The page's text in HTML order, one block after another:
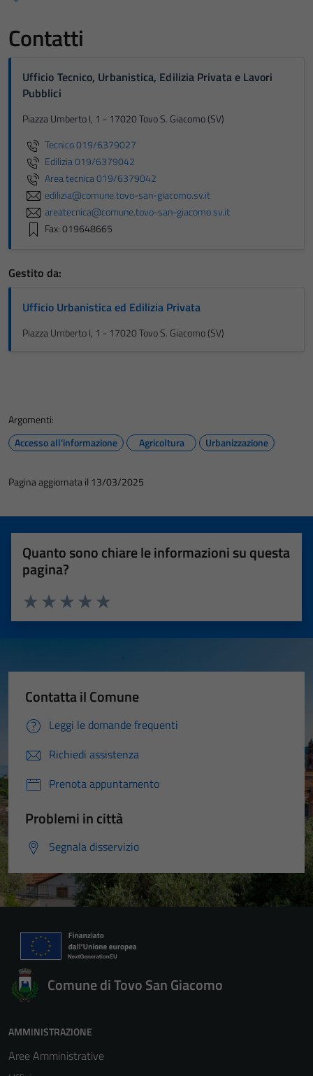
Contatti
Ufficio Tecnico, Urbanistica, Edilizia Privata e Lavori
Pubblici
Piazza Umberto I, 1 - 17020 Tovo S. Giacomo (SV)
Tecnico 019/6379027
Edilizia 019/6379042
Area tecnica 019/6379042
edilizia@comune.tovo-san-giacomo.sv.it
areatecnica@comune.tovo-san-giacomo.sv.it
Fax: 019648665
Gestito da:
Ufficio Urbanistica ed Edilizia Privata
Piazza Umberto I, 1 - 17020 Tovo S. Giacomo (SV)
Argomenti:
Accesso all'informazione
Agricoltura Urbanizzazione
Pagina aggiornata il 13/03/2025
Quanto sono chiare le informazioni su questa
pagina?
Valuta 5 stelle su 5
Valuta 4 stelle su 5
Valuta 3 stelle su 5
Valuta 2 stelle su 5
Valuta 1 stelle su 5
Contatta il Comune
Leggi le domande frequenti
Richiedi assistenza
Prenota appuntamento
Problemi in città
Segnala disservizio
Comune di Tovo San Giacomo
AMMINISTRAZIONE
Aree Amministrative